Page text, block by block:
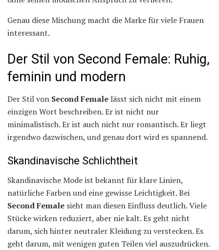
Genau diese Mischung macht die Marke für viele Frauen
interessant.
Der Stil von Second Female: Ruhig,
feminin und modern
Der Stil von Second Female lässt sich nicht mit einem
einzigen Wort beschreiben. Er ist nicht nur
minimalistisch. Er ist auch nicht nur romantisch. Er liegt
irgendwo dazwischen, und genau dort wird es spannend.
Skandinavische Schlichtheit
Skandinavische Mode ist bekannt für klare Linien,
natürliche Farben und eine gewisse Leichtigkeit. Bei
Second Female sieht man diesen Einfluss deutlich. Viele
Stücke wirken reduziert, aber nie kalt. Es geht nicht
darum, sich hinter neutraler Kleidung zu verstecken. Es
geht darum, mit wenigen guten Teilen viel auszudrücken.